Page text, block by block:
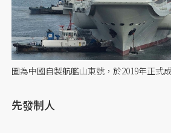
圖為中國自製航艦山東號，於2019年正式
先發制人